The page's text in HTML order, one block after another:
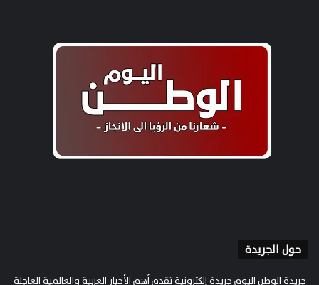
حول الجريدة
جريدة الوطن اليوم جريدة إلكترونية تقدم أهم الأخبار العربية والعالمية العاجلة